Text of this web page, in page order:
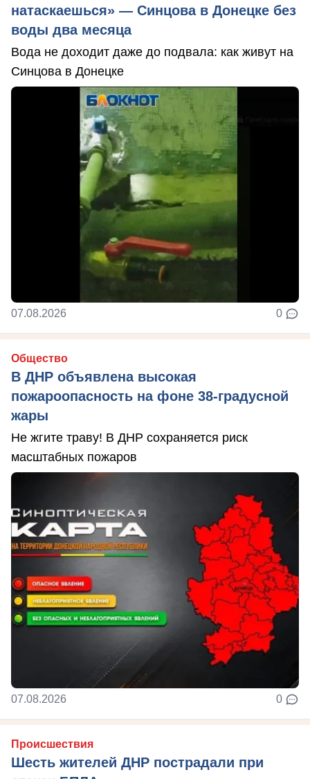
натаскаешься» — Синцова в Донецке без
воды два месяца
Вода не доходит даже до подвала: как живут на
Синцова в Донецке
07.08.2026 0
Общество
В ДНР объявлена высокая
пожароопасность на фоне 38-градусной
жары
Не жгите траву! В ДНР сохраняется риск
масштабных пожаров
07.08.2026 0
Происшествия
Шесть жителей ДНР пострадали при